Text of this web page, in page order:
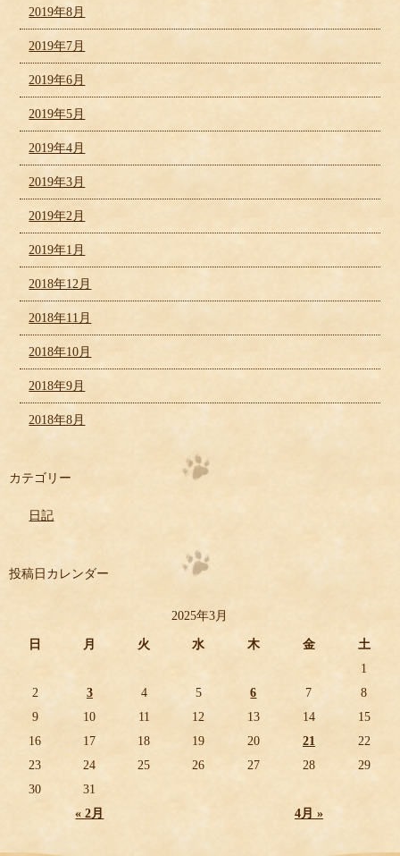
2019年8月
2019年7月
2019年6月
2019年5月
2019年4月
2019年3月
2019年2月
2019年1月
2018年12月
2018年11月
2018年10月
2018年9月
2018年8月
カテゴリー
日記
投稿日カレンダー
2025年3月
日 月 火 水 木 金 土
« 2月 4月 »
1
2
3 4 5 6 7
8
9
10 11 12 13 14
15
16
17 18 19 20 21
22
23
24 25 26 27 28
29
30
31